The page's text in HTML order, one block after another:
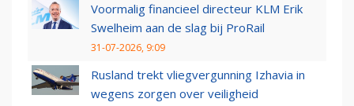
Voormalig financieel directeur KLM Erik
Swelheim aan de slag bij ProRail
31-07-2026, 9:09
Rusland trekt vliegvergunning Izhavia in
wegens zorgen over veiligheid